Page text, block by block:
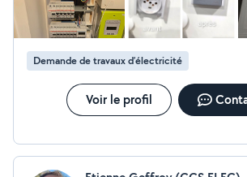
Demande de travaux d’électricité
Voir le profil